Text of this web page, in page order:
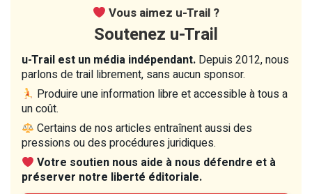
Vous aimez u-Trail ?
Soutenez u-Trail
u-Trail est un média indépendant. Depuis 2012, nous
parlons de trail librement, sans aucun sponsor.
Produire une information libre et accessible à tous a
un coût.
Certains de nos articles entraînent aussi des
pressions ou des procédures juridiques.
Votre soutien nous aide à nous défendre et à
préserver notre liberté éditoriale.